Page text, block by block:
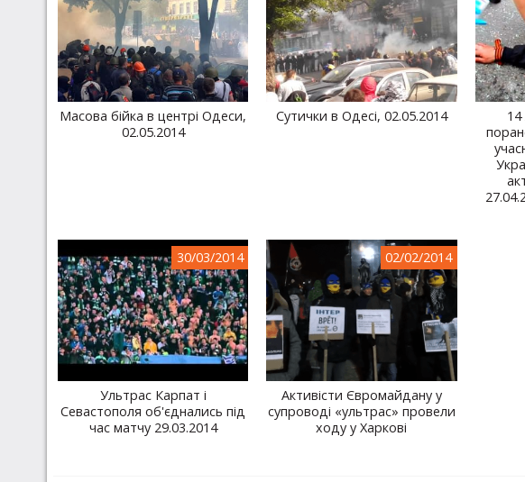
Масова бійка в центрі Одеси,
02.05.2014
Сутички в Одесі, 02.05.2014
30/03/2014
Ультрас Карпат і
Севастополя об'єднались під
час матчу 29.03.2014
02/02/2014
Активісти Євромайдану у
супроводі «ультрас» провели
ходу у Харкові